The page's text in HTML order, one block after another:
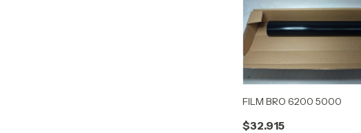
FILM BRO 6200 5000
$32.915